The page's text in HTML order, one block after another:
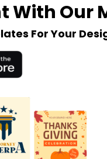
With Our
For Your